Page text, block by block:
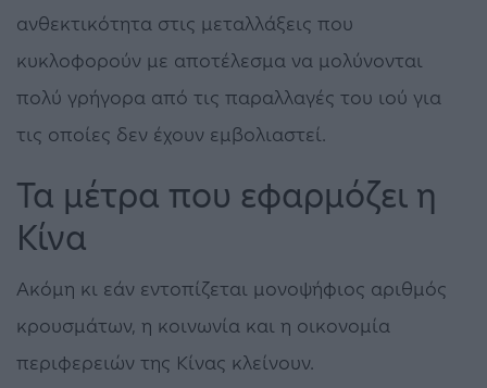
ανθεκτικότητα στις μεταλλάξεις που
κυκλοφορούν με αποτέλεσμα να μολύνονται
πολύ γρήγορα από τις παραλλαγές του ιού για
τις οποίες δεν έχουν εμβολιαστεί.
Τα μέτρα που εφαρμόζει η
Κίνα
Ακόμη κι εάν εντοπίζεται μονοψήφιος αριθμός
κρουσμάτων, η κοινωνία και η οικονομία
περιφερειών της Κίνας κλείνουν.